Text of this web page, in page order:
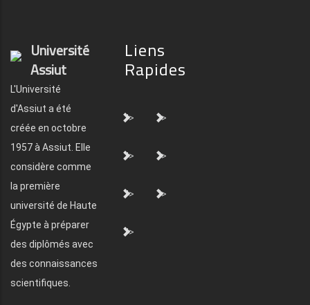
Université
Assiut
L'Université
d'Assiut a été
créée en octobre
1957 à Assiut. Elle
considère comme
la première
université de Haute
Égypte à préparer
des diplômés avec
des connaissances
scientifiques.
Liens
Rapides
"> ">
"> ">
"> ">
">